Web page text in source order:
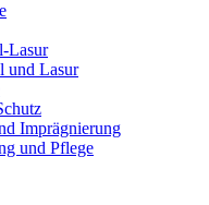
Lasur
und Lasur
Imprägnierung
und Pflege